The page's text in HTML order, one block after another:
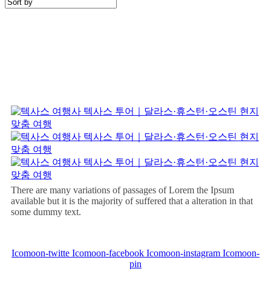
There are many variations of passages of Lorem the Ipsum
available but it is the majority of suffered that a alteration in that
some dummy text.
Icomoon-twitte Icomoon-facebook Icomoon-instagram Icomoon-
pin